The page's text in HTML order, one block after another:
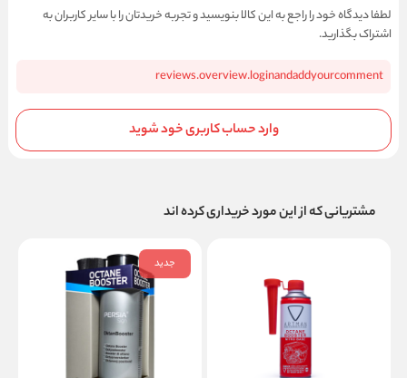
لطفا دیدگاه خود را راجع به این کالا بنویسید و تجربه خریدتان را با سایر کاربران به
اشتراک بگذارید.
reviews.overview.loginandaddyourcomment
وارد حساب کاربری خود شوید
مشتریانی که از این مورد خریداری کرده اند
جدید